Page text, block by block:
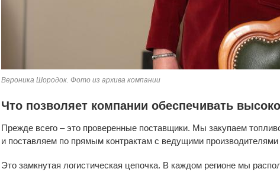
Вероника Шородок. Фото из архива компании
Что позволяет компании обеспечивать
Прежде всего – это проверенные поставщики. Мы закупаем
и поставляем по прямым контрактам с ведущими
Это замкнутая логистическая цепочка. В каждом регионе мы